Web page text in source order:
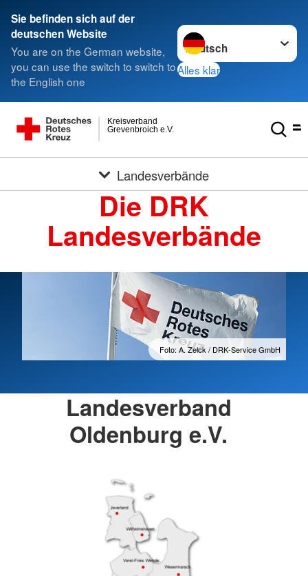
Sie befinden sich auf der
deutschen Website
You are on the German website,
you can use the switch to switch to
the English one
Sprache wechseln zu
Alles klar
Grevenbroich e.V.
Kreisverband
Landesverbände
Die DRK
Landesverbände
Foto: A. Zelck / DRK-Service GmbH
Landesverband
Oldenburg e.V.